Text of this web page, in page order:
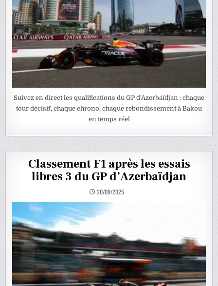
Suivez en direct les qualifications du GP d’Azerbaïdjan : chaque
tour décisif, chaque chrono, chaque rebondissement à Bakou
en temps réel
Classement F1 après les essais
libres 3 du GP d’Azerbaïdjan
20/09/2025